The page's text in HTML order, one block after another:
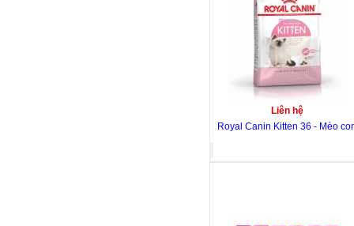
Liên hệ
Royal Canin Kitten 36 - Mèo